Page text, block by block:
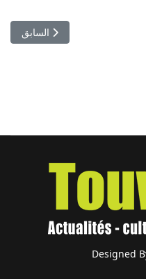
المقال
السابق
الصالحي يفجّر “الكلاش” ويقتحم